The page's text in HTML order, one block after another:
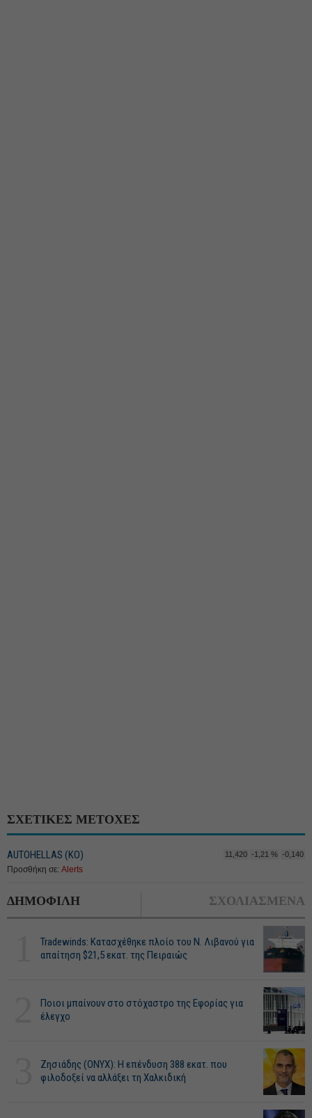
ΣΧΕΤΙΚΕΣ ΜΕΤΟΧΕΣ
AUTOHELLAS (ΚΟ) 11,420 -1,21 % -0,140
Προσθήκη σε: Alerts
ΔΗΜΟΦΙΛΗ ΣΧΟΛΙΑΣΜΕΝΑ
Tradewinds: Κατασχέθηκε πλοίο του Ν. Λιβανού για
απαίτηση $21,5 εκατ. της Πειραιώς
Ποιοι μπαίνουν στο στόχαστρο της Εφορίας για
έλεγχο
Ζησιάδης (ONYX): Η επένδυση 388 εκατ. που
φιλοδοξεί να αλλάξει τη Χαλκιδική